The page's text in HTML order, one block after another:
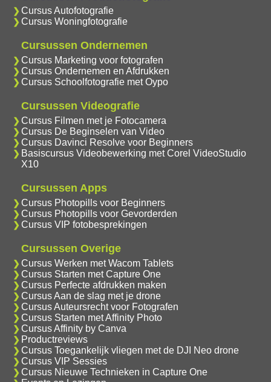
Cursus Autofotografie
Cursus Woningfotografie
Cursussen Ondernemen
Cursus Marketing voor fotografen
Cursus Ondernemen en Afdrukken
Cursus Schoolfotografie met Oypo
Cursussen Videografie
Cursus Filmen met je Fotocamera
Cursus De Beginselen van Video
Cursus Davinci Resolve voor Beginners
Basiscursus Videobewerking met Corel VideoStudio
X10
Cursussen Apps
Cursus Photopills voor Beginners
Cursus Photopills voor Gevorderden
Cursus VIP fotobesprekingen
Cursussen Overige
Cursus Werken met Wacom Tablets
Cursus Starten met Capture One
Cursus Perfecte afdrukken maken
Cursus Aan de slag met je drone
Cursus Auteursrecht voor Fotografen
Cursus Starten met Affinity Photo
Cursus Affinity by Canva
Productreviews
Cursus Toegankelijk vliegen met de DJI Neo drone
Cursus VIP Sessies
Cursus Nieuwe Technieken in Capture One